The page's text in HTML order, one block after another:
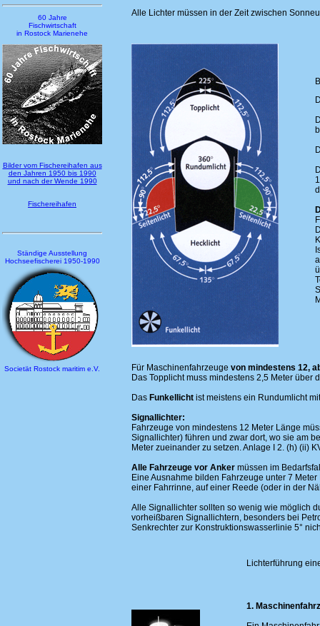
60 Jahre
Fischwirtschaft
in Rostock Marienehe
Bilder vom Fischereihafen aus
den Jahren 1950 bis 1990
und nach der Wende 1990
Fischereihafen
Ständige Ausstellung
Hochseefischerei 1950-1990
Societät Rostock maritim e.V.
Alle Lichter müssen in der Zeit zwischen
Für Maschinenfahrzeuge von mindestens 12,
Das Topplicht muss mindestens 2,5 Meter über
Das Funkellicht ist meistens ein Rundumlicht
Signallichter:
Fahrzeuge von mindestens 12 Meter Länge
Signallichter) führen und zwar dort, wo sie am
Meter zueinander zu setzen. Anlage I 2. (h) (ii)
Alle Fahrzeuge vor Anker müssen im
Eine Ausnahme bilden Fahrzeuge unter 7
einer Fahrrinne, auf einer Reede (oder in der
Alle Signallichter sollten so wenig wie möglich
vorheißbaren Signallichtern, besonders bei
Senkrechter zur Konstruktionswasserlinie 5°
Lichterführung
1.